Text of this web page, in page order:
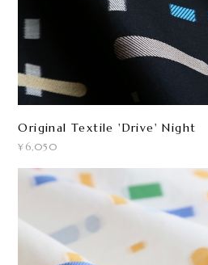
Original Textile 'Drive' Night
¥6,050